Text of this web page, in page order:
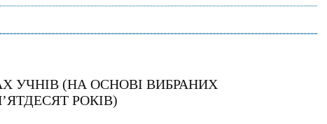
УЧНІВ (НА ОСНОВІ ВИБРАНИХ
РОКІВ)